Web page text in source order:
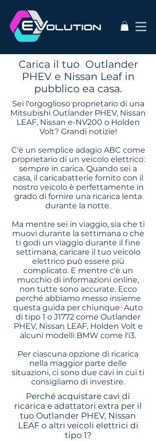
Carica il tuo Outlander
PHEV e Nissan Leaf in
pubblico ea casa.
Sei l'orgoglioso proprietario di una
Mitsubishi Outlander PHEV, Nissan
LEAF, Nissan e-NV200 o Holden
Volt? Grandi notizie!
C'è un semplice adagio ABC come
proprietario di un veicolo elettrico:
sempre in carica. Quando sei a
casa, il caricabatterie fornito con il
nostro veicolo è perfettamente in
grado di fornire una ricarica lenta
durante la notte.
Ma mentre sei in viaggio, sia che ti
muovi durante la settimana o che
ti godi un viaggio durante il fine
settimana, caricare il tuo veicolo
elettrico può essere più
complicato. E mentre c'è un
mucchio di informazioni online,
non tutte sono accurate. Ecco
perché abbiamo messo insieme
questa guida per chiunque Auto
di tipo 1 o J1772 come Outlander
PHEV, Nissan LEAF, Holden Volt e
alcuni modelli BMW come l'i3.
Per ciascuna opzione di ricarica
nella maggior parte delle
situazioni, ci sono due cavi in cui ti
consigliamo di investire.
Perché acquistare cavi di
ricarica e adattatori extra per il
tuo Outlander PHEV, Nissan
LEAF o altri veicoli elettrici di
tipo 1?